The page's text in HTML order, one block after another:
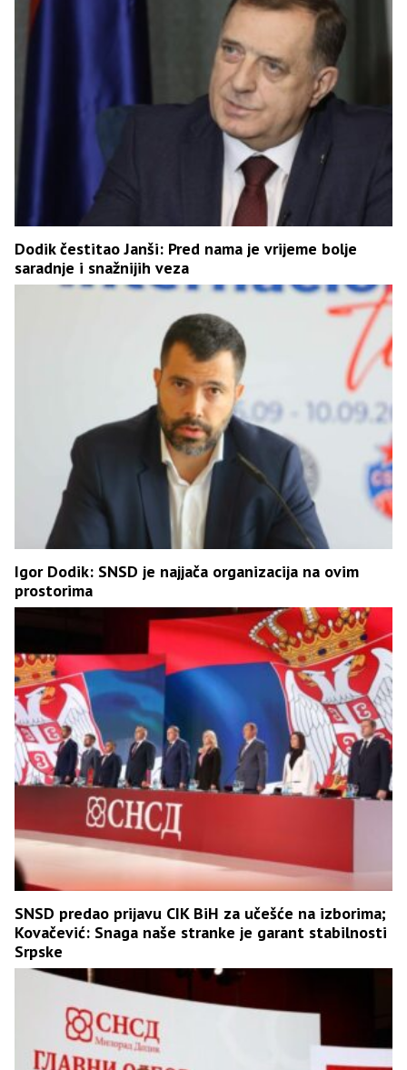
Dodik čestitao Janši: Pred nama je vrijeme bolje
saradnje i snažnijih veza
Igor Dodik: SNSD je najjača organizacija na ovim
prostorima
SNSD predao prijavu CIK BiH za učešće na izborima;
Kovačević: Snaga naše stranke je garant stabilnosti
Srpske